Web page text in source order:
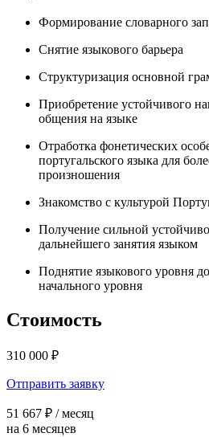
Формирование словарного
Снятие языкового барьера
Структуризация основной
Приобретение устойчивого
общения на языке
Отработка фонетических
португальского языка для
произношения
Знакомство с культурой
Получение сильной
дальнейшего занятия языком
Поднятие языкового уровня
начального уровня
Стоимость
310 000 ₽
Отправить заявку
51 667 ₽ / месяц
на 6 месяцев